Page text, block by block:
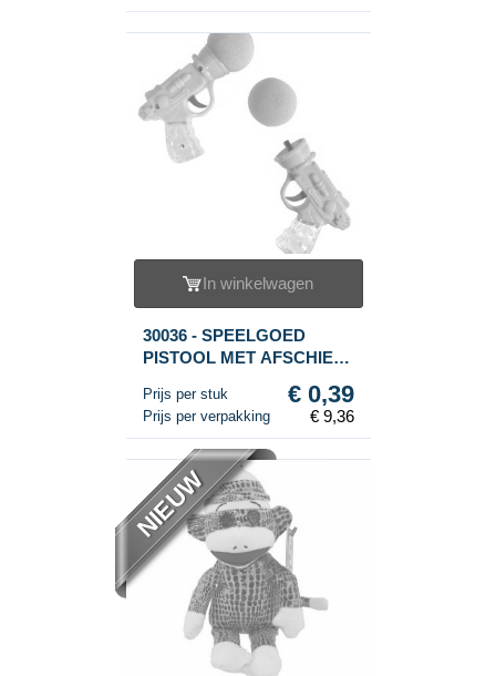
In winkelwagen
30036 - SPEELGOED
PISTOOL MET AFSCHIET
Prijs per stuk € 0,39
Prijs per verpakking € 9,36
NIEUW